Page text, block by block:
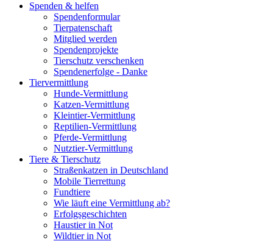
Spenden & helfen
Spendenformular
Tierpatenschaft
Mitglied werden
Spendenprojekte
Tierschutz verschenken
Spendenerfolge - Danke
Tiervermittlung
Hunde-Vermittlung
Katzen-Vermittlung
Kleintier-Vermittlung
Reptilien-Vermittlung
Pferde-Vermittlung
Nutztier-Vermittlung
Tiere & Tierschutz
Straßenkatzen in Deutschland
Mobile Tierrettung
Fundtiere
Wie läuft eine Vermittlung ab?
Erfolgsgeschichten
Haustier in Not
Wildtier in Not